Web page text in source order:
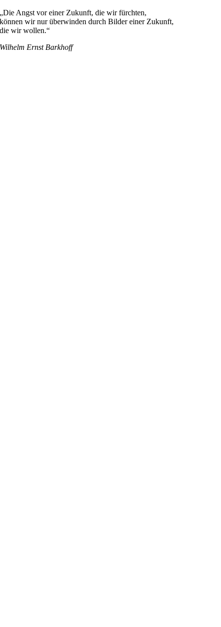
„Die Angst vor einer Zukunft, die wir fürchten,
können wir nur überwinden durch Bilder einer Zukunft,
die wir wollen.“
Wilhelm Ernst Barkhoff